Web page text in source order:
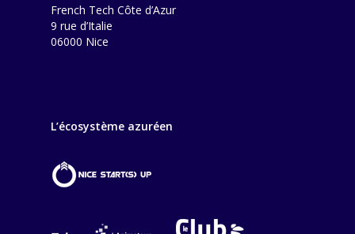
French Tech Côte d’Azur
9 rue d’Italie
06000 Nice
L’écosystème azuréen